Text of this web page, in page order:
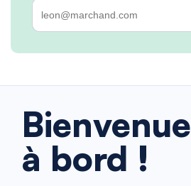
Bienvenue
à bord !